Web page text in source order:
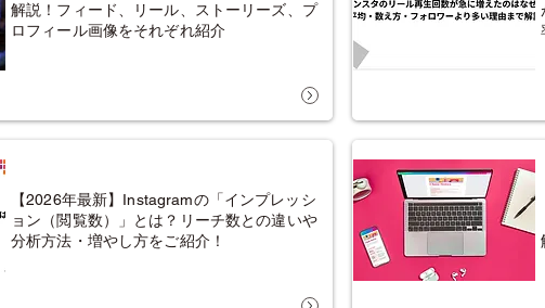
解説！フィード、リール、ストーリーズ、プ
ロフィール画像をそれぞれ紹介
【2026年最新】Instagramの「インプレッシ
ョン（閲覧数）」とは？リーチ数との違いや
分析方法・増やし方をご紹介！